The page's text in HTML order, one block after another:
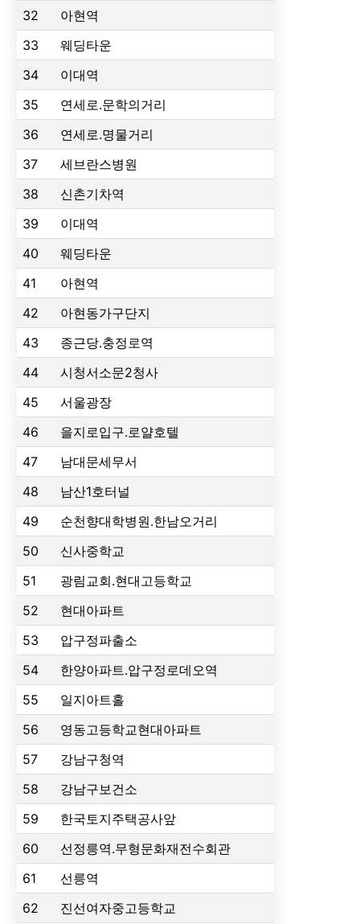
32
아현역
33
웨딩타운
34
이대역
35
연세로.문학의거리
36
연세로.명물거리
37
세브란스병원
38
신촌기차역
39
이대역
40
웨딩타운
41
아현역
42
아현동가구단지
43
종근당.충정로역
44
시청서소문2청사
45
서울광장
46
을지로입구.로얄호텔
47
남대문세무서
48
남산1호터널
49
순천향대학병원.한남오거리
50
신사중학교
51
광림교회.현대고등학교
52
현대아파트
53
압구정파출소
54
한양아파트.압구정로데오역
55
일지아트홀
56
영동고등학교현대아파트
57
강남구청역
58
강남구보건소
59
한국토지주택공사앞
60
선정릉역.무형문화재전수회관
61
선릉역
62
진선여자중고등학교